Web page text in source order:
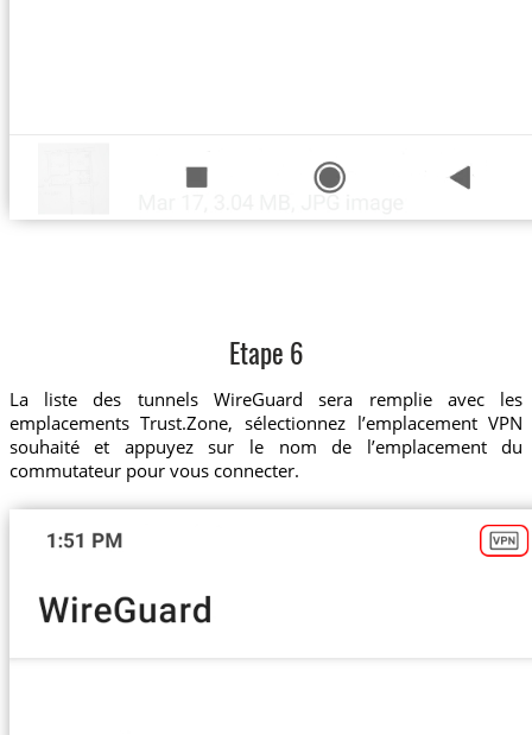
Etape 6
La liste des tunnels WireGuard sera remplie avec les
emplacements Trust.Zone, sélectionnez l’emplacement VPN
souhaité et appuyez sur le nom de l’emplacement du
commutateur pour vous connecter.